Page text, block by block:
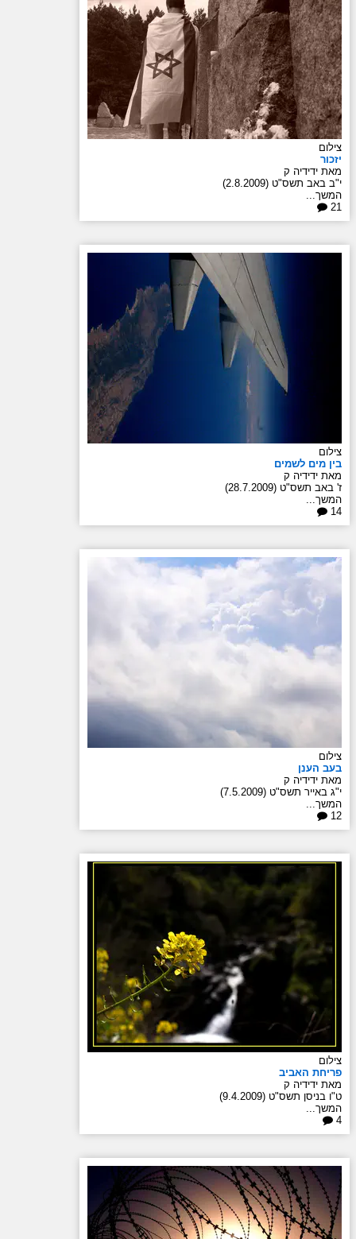
צילום
יזכור
מאת ידידיה ק
י"ב באב תשס"ט (2.8.2009)
המשך...
21
צילום
בין מים לשמים
מאת ידידיה ק
ז' באב תשס"ט (28.7.2009)
המשך...
14
צילום
בעב הענן
מאת ידידיה ק
י"ג באייר תשס"ט (7.5.2009)
המשך...
12
צילום
פריחת האביב
מאת ידידיה ק
ט"ו בניסן תשס"ט (9.4.2009)
המשך...
4